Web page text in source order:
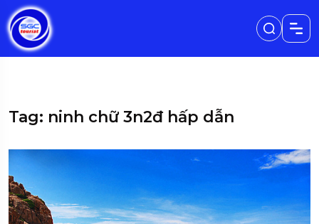
Tag: ninh chữ 3n2đ hấp dẫn